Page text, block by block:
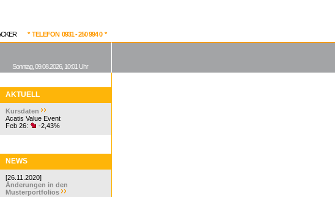
* TELEFON 0931 - 250 994 0 *
AKTUELL
Kursdaten
Acatis Value Event
Feb 26:
-2,43%
NEWS
[26.11.2020]
Änderungen in den
Musterportfolios
Sonntag, 09.08.2026, 10:01 Uhr